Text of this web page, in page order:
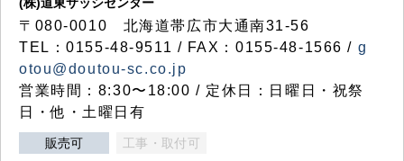
〒080-0010 北海道帯広市大通南31-56
TEL：0155-48-9511 / FAX：0155-48-1566 / g
otou@doutou-sc.co.jp
営業時間：8:30〜18:00 / 定休日：日曜日・祝祭
日・他・土曜日有
販売可 工事・取付可